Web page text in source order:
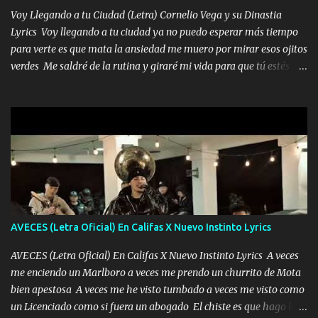
tenerte aquí espero que quiera...
Voy Llegando a tu Ciudad (Letra) Cornelio Vega y su Dinastia
Lyrics Voy llegando a tu ciudad ya no puedo esperar más tiempo
para verte es que mata la ansiedad me muero por mirar esos ojitos
verdes Me saldré de la rutina y giraré mi vida para que tú estés en
solo yo tendre el candado 🔒 del amor ❤️ Música Mil y un besos
para dar ya estando en tu ciudad no habrá quien lo detenga si las
copas van de más vayamos a un lugar y cerremos las puertas
Entre alcohol y besos se va incrementado el Fuego en esa
habitación ya no mires más el reloj Única por donde vas me curas
tú mi mal moviendo tu silueta no hay otra que te sea igual te ves
tan especial por eso es que me tientas Aquí estoy no dejaré que se
te acerque nadie porque solo yo tendre el candado 🔒 del a...
AVECES (Letra Oficial) En Califas X Nuevo Instinto Lyrics
AVECES (Letra Oficial) En Califas X Nuevo Instinto Lyrics A veces
me enciendo un Marlboro a veces me prendo un churrito de Mota
bien apestosa A veces me he visto tumbado a veces me visto como
un Licenciado como si fuera un abogado El chiste es que hago lo